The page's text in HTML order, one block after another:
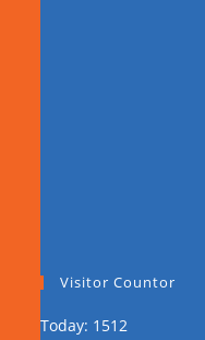
Visitor Countor
Today: 1512